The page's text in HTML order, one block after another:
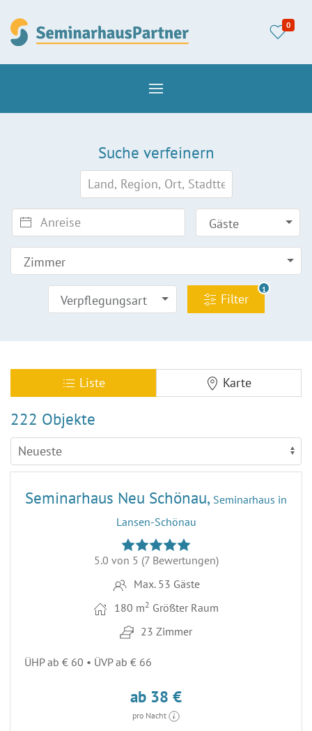
0
Suche verfeinern
Gäste
Zimmer
Verpflegungsart Filter
1
Liste Karte
222 Objekte
Seminarhaus Neu Schönau, Seminarhaus in
Lansen-Schönau
5.0 von 5 (7 Bewertungen)
Max. 53 Gäste
180 m2 Größter Raum
23 Zimmer
ÜHP ab € 60 • ÜVP ab € 66
ab 38 €
pro Nacht